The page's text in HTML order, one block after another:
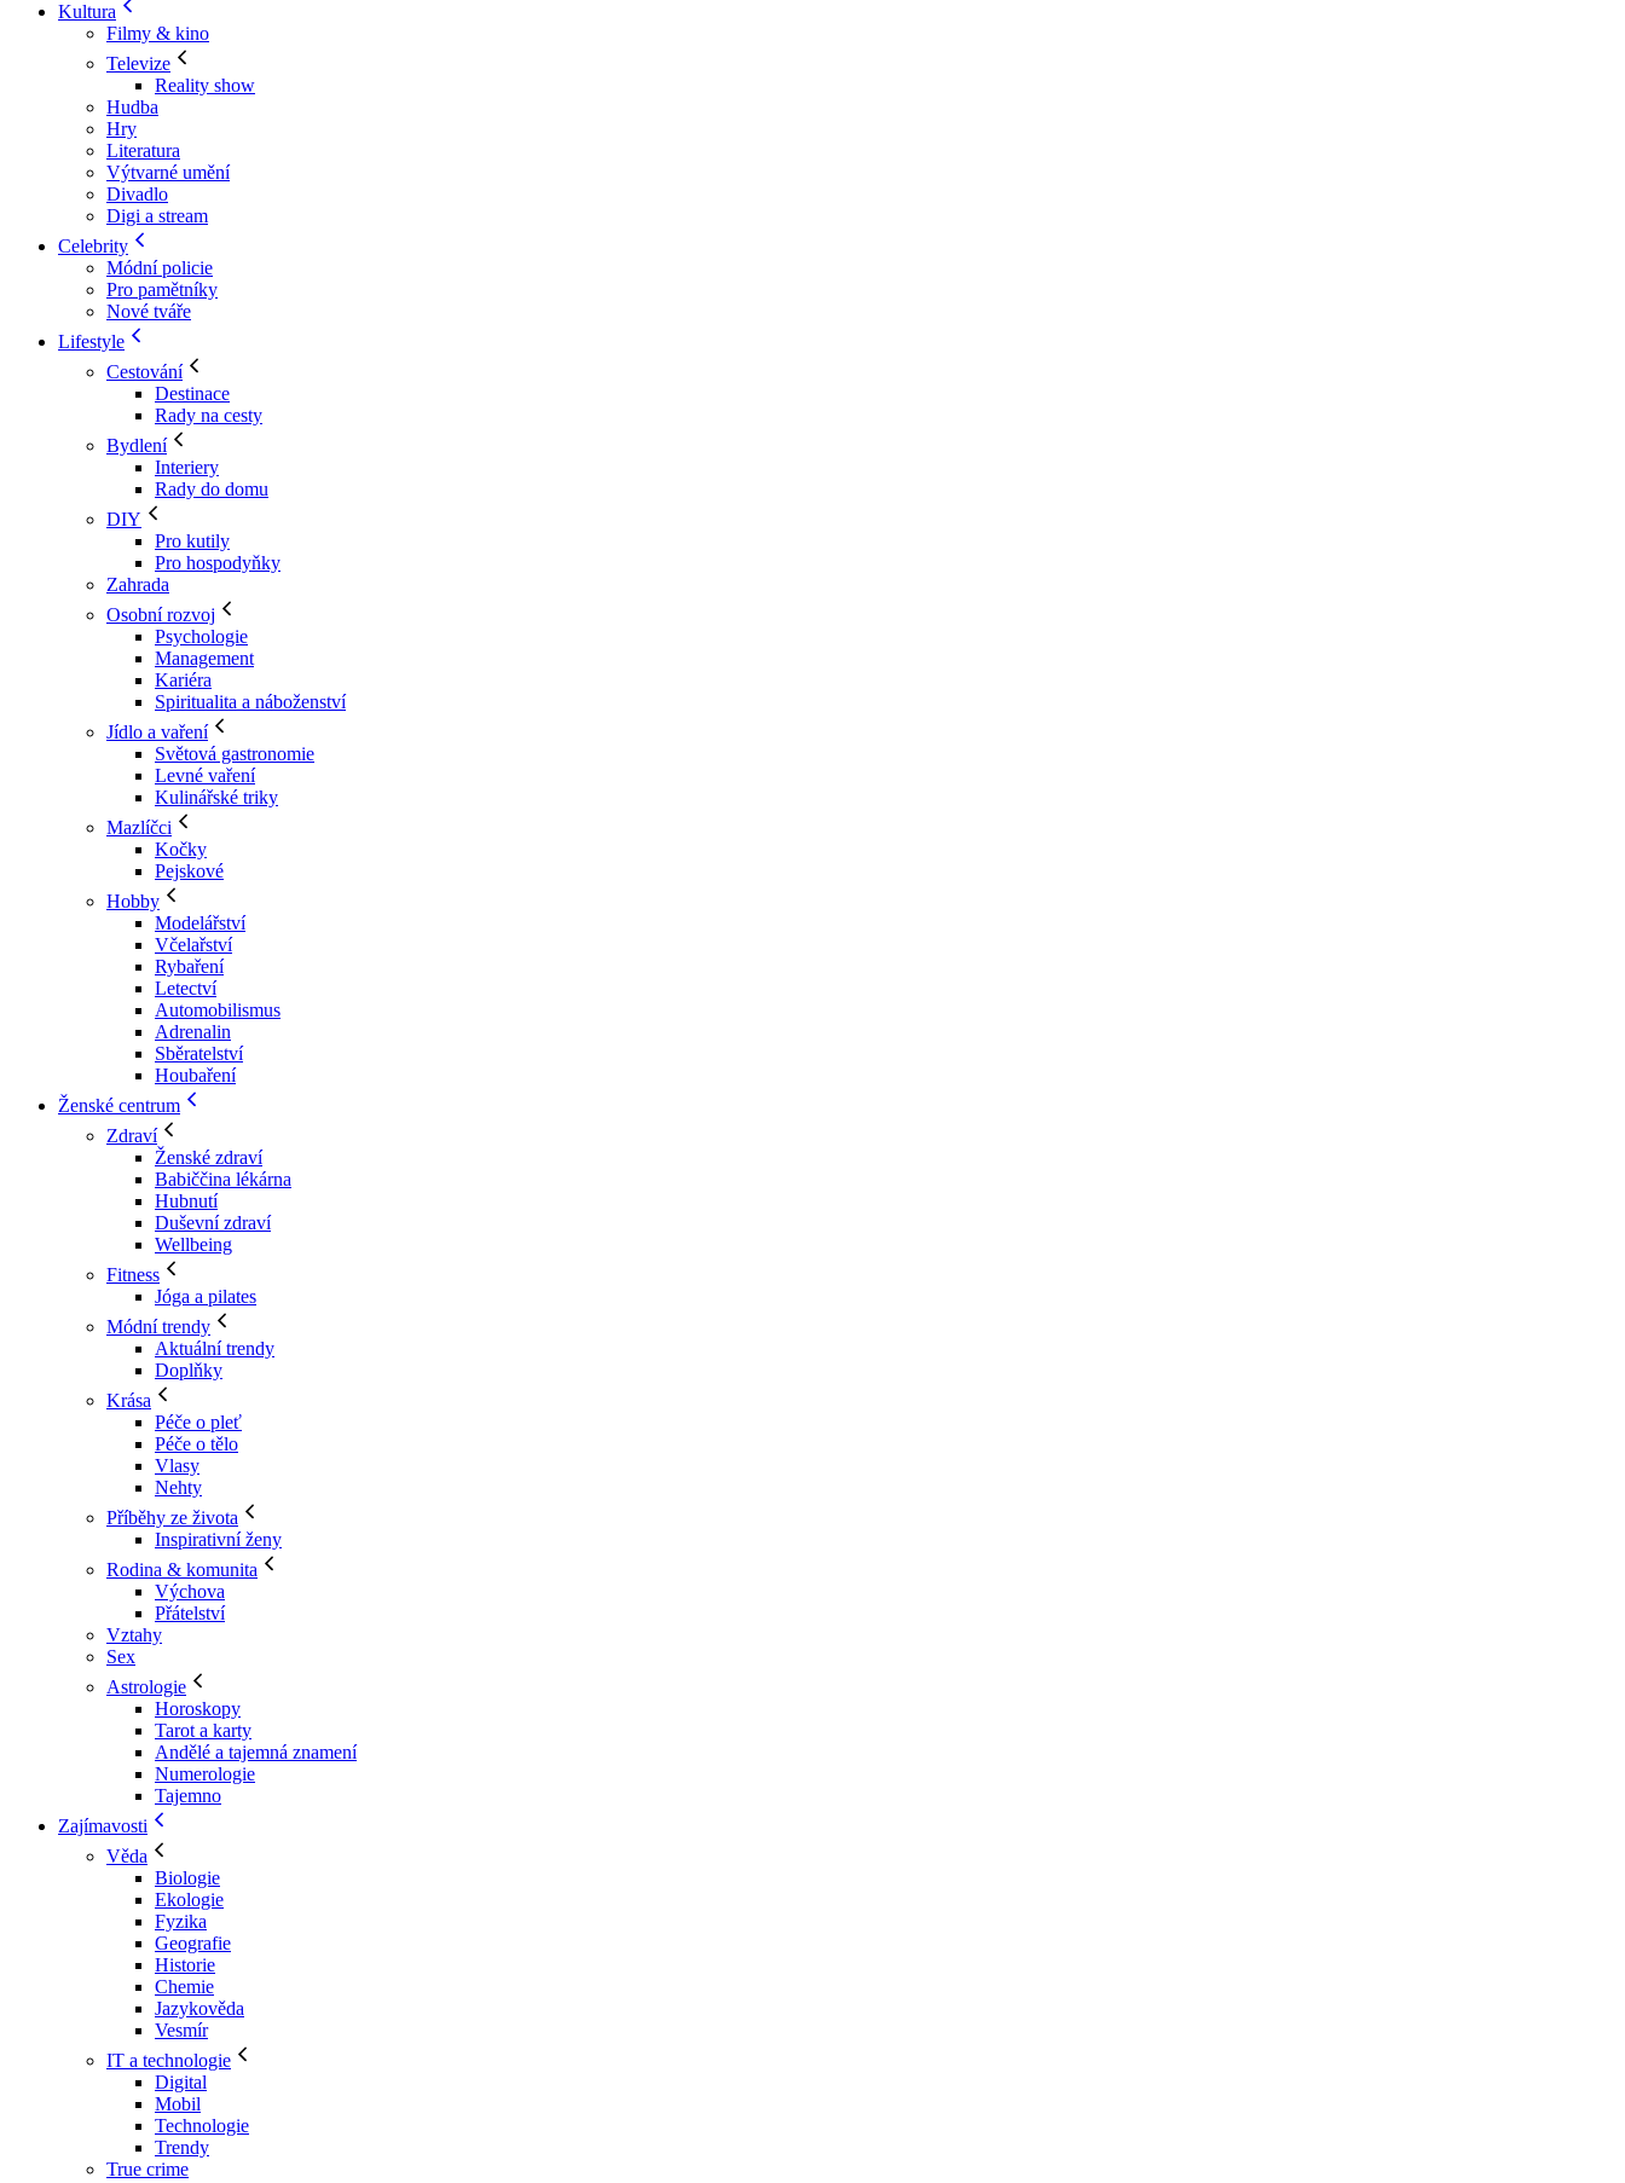
Kultura
Filmy & kino
Televize
Reality show
Hudba
Hry
Literatura
Výtvarné umění
Divadlo
Digi a stream
Celebrity
Módní policie
Pro pamětníky
Nové tváře
Lifestyle
Cestování
Destinace
Rady na cesty
Bydlení
Interiery
Rady do domu
DIY
Pro kutily
Pro hospodyňky
Zahrada
Osobní rozvoj
Psychologie
Management
Kariéra
Spiritualita a náboženství
Jídlo a vaření
Světová gastronomie
Levné vaření
Kulinářské triky
Mazlíčci
Kočky
Pejskové
Hobby
Modelářství
Včelařství
Rybaření
Letectví
Automobilismus
Adrenalin
Sběratelství
Houbaření
Ženské centrum
Zdraví
Ženské zdraví
Babiččina lékárna
Hubnutí
Duševní zdraví
Wellbeing
Fitness
Jóga a pilates
Módní trendy
Aktuální trendy
Doplňky
Krása
Péče o pleť
Péče o tělo
Vlasy
Nehty
Příběhy ze života
Inspirativní ženy
Rodina & komunita
Výchova
Přátelství
Vztahy
Sex
Astrologie
Horoskopy
Tarot a karty
Andělé a tajemná znamení
Numerologie
Tajemno
Zajímavosti
Věda
Biologie
Ekologie
Fyzika
Geografie
Historie
Chemie
Jazykověda
Vesmír
IT a technologie
Digital
Mobil
Technologie
Trendy
True crime